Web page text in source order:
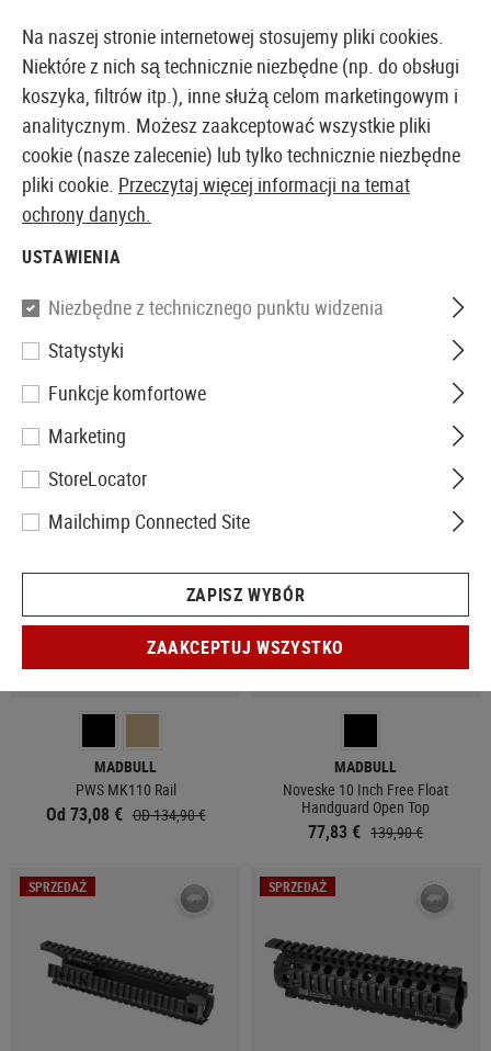
EUROPEJSKI AIRSOFT SKLEP I HURTOWNIA
Marki Madbull
MADBULL
SPRZEDAŻ
MADBULL
PWS MK110 Rail
Od 73,08 € OD 134,90 €
MADBULL
Noveske 10 Inch Free Float
Handguard Open Top
77,83 € 139,90 €
SPRZEDAŻ SPRZEDAŻ
Na naszej stronie internetowej stosujemy pliki cookies.
Niektóre z nich są technicznie niezbędne (np. do obsługi
koszyka, filtrów itp.), inne służą celom marketingowym i
analitycznym. Możesz zaakceptować wszystkie pliki
cookie (nasze zalecenie) lub tylko technicznie niezbędne
pliki cookie. Przeczytaj więcej informacji na temat
ochrony danych.
USTAWIENIA
Niezbędne z technicznego punktu widzenia
Statystyki
Funkcje komfortowe
Marketing
StoreLocator
Mailchimp Connected Site
ZAPISZ WYBÓR
ZAAKCEPTUJ WSZYSTKO